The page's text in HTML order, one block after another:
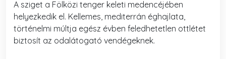
A sziget a Fölközi tenger keleti medencéjében
helyezkedik el. Kellemes, mediterrán éghajlata,
történelmi múltja egész évben feledhetetlen ottlétet
biztosít az odalátogató vendégeknek.